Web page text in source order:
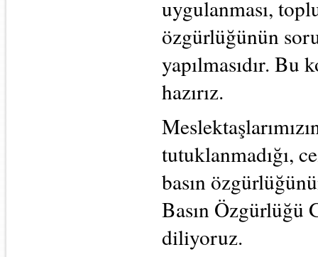
uygulanması,
özgürlüğünün
yapılmasıdır. Bu
hazırız.
tutuklanmadığı,
basın
Basın Özgürlüğü
diliyoruz.